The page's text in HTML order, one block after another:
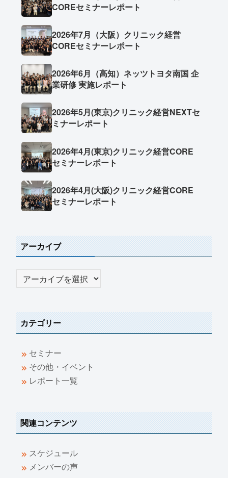
COREセミナーレポート
2026年7月（大阪）クリニック経営
COREセミナーレポート
2026年6月（高知）ネッツトヨタ南国 企
業研修 実施レポート
2026年5月(東京)クリニック経営NEXTセ
ミナーレポート
2026年4月(東京)クリニック経営CORE
セミナーレポート
2026年4月(大阪)クリニック経営CORE
セミナーレポート
アーカイブ
カテゴリー
セミナー
その他・イベント
レポート一覧
関連コンテンツ
スケジュール
メンバーの声